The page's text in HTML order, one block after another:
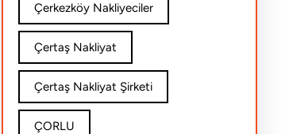
Çerkezköy Nakliyeciler
Çertaş Nakliyat
Çertaş Nakliyat Şirketi
ÇORLU